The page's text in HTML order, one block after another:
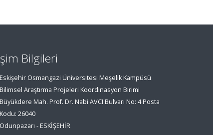
Bilgileri
Eskişehir Osmangazi Üniversitesi Meşelik Kampüsü
Bilimsel Araştırma Projeleri Koordinasyon Birimi
Büyükdere Mah. Prof. Dr. Nabi AVCI Bulvarı No: 4 Posta
Kodu: 26040
Odunpazarı - ESKİŞEHİR